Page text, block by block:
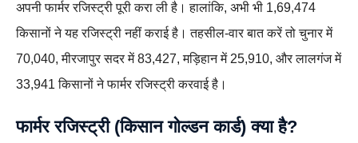
अपनी फार्मर रजिस्ट्री पूरी करा ली है। हालांकि, अभी भी 1,69,474
किसानों ने यह रजिस्ट्री नहीं कराई है। तहसील-वार बात करें तो चुनार में
70,040, मीरजापुर सदर में 83,427, मड़िहान में 25,910, और लालगंज में
33,941 किसानों ने फार्मर रजिस्ट्री करवाई है।
फार्मर रजिस्ट्री (किसान गोल्डन कार्ड) क्या है?